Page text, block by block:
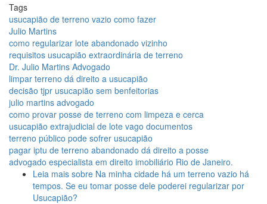
Tags
usucapião de terreno vazio como fazer
Julio Martins
como regularizar lote abandonado vizinho
requisitos usucapião extraordinária de terreno
Dr. Julio Martins Advogado
limpar terreno dá direito a usucapião
decisão tjpr usucapião sem benfeitorias
julio martins advogado
como provar posse de terreno com limpeza e cerca
usucapião extrajudicial de lote vago documentos
terreno público pode sofrer usucapião
pagar iptu de terreno abandonado dá direito a posse
advogado especialista em direito imobiliário Rio de Janeiro.
Leia mais sobre Na minha cidade há um terreno vazio há
tempos. Se eu tomar posse dele poderei regularizar por
Usucapião?